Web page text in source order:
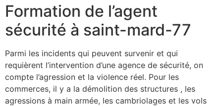
Formation de l’agent
sécurité à saint-mard-77
Parmi les incidents qui peuvent survenir et qui
requièrent l’intervention d’une agence de sécurité, on
compte l’agression et la violence réel. Pour les
commerces, il y a la démolition des structures , les
agressions à main armée, les cambriolages et les vols